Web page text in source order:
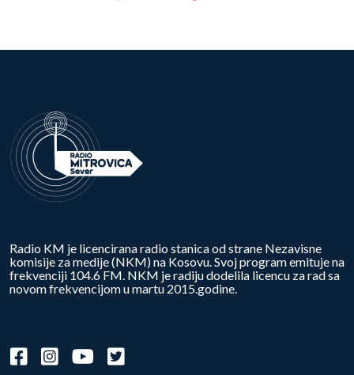
Radio KM je licencirana radio stanica od strane Nezavisne
komisije za medije (NKM) na Kosovu. Svoj program emituje na
frekvenciji 104.6 FM. NKM je radiju dodelila licencu za rad sa
novom frekvencijom u martu 2015.godine.